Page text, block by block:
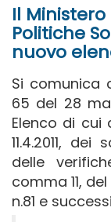
Il
Politiche
nuovo
Si comunica
65 del 28
Elenco di cui
11.4.2011,
delle
comma 11,
n.81 e